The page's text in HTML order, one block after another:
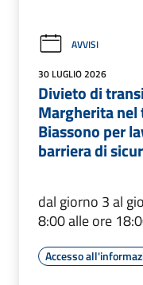
AVVISI
30 LUGLIO 2026
Divieto di
Margherita
Biassono per
barriera di
dal giorno 3 al
8:00 alle ore
Accesso